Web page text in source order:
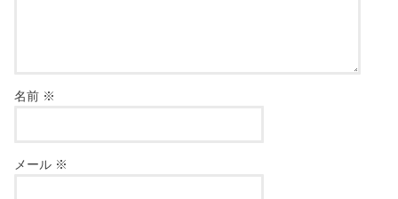
名前 ※
メール ※